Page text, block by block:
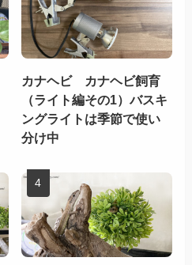
カナヘビ カナヘビ飼育
（ライト編その1）バスキ
ングライトは季節で使い
分け中